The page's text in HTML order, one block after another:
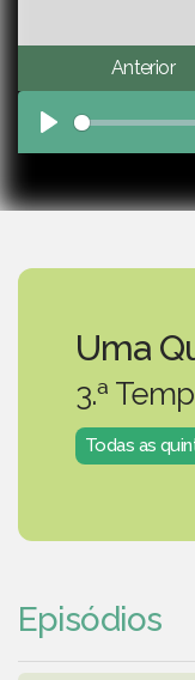
Anterior
Play
Uma
3.ª
Todas as
Episódios